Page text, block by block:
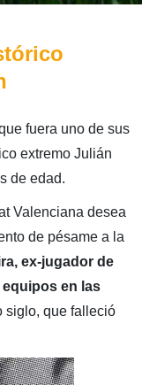
fuera uno de sus
extremo Julián
de edad.
Valenciana desea
de pésame a la
ex-jugador de
en las
que falleció